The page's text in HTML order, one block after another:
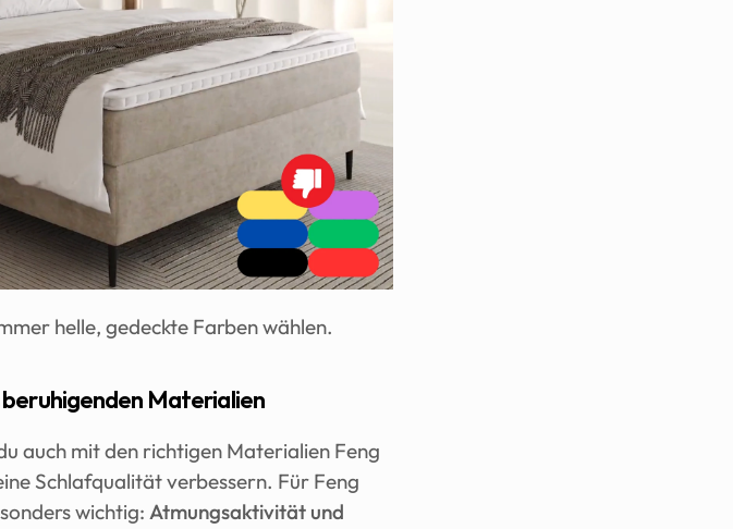
helle, gedeckte Farben wählen.
beruhigenden Materialien
auch mit den richtigen Materialien Feng
Schlafqualität verbessern. Für Feng
wichtig: Atmungsaktivität und